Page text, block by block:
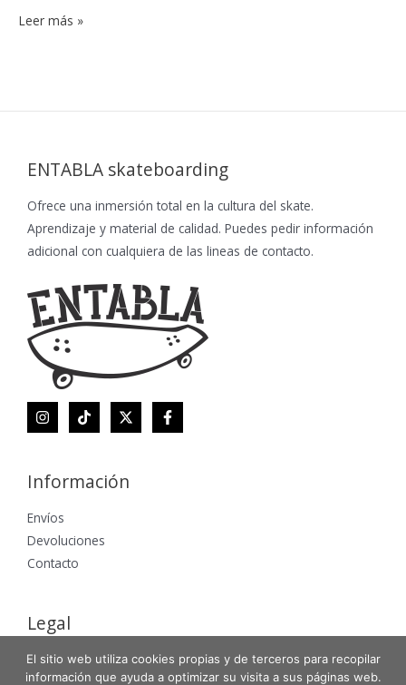
Leer más »
ENTABLA skateboarding
Ofrece una inmersión total en la cultura del skate.
Aprendizaje y material de calidad. Puedes pedir información
adicional con cualquiera de las lineas de contacto.
Información
Envíos
Devoluciones
Contacto
Legal
Aviso Legal
El sitio web utiliza cookies propias y de terceros para recopilar
información que ayuda a optimizar su visita a sus páginas web.